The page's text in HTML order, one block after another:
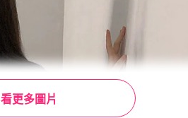
看更多圖片